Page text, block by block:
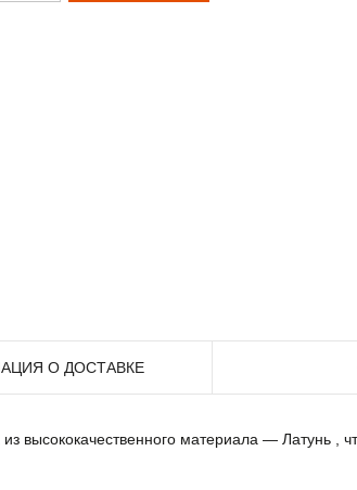
О ДОСТАВКЕ
высококачественного материала — Латунь ,